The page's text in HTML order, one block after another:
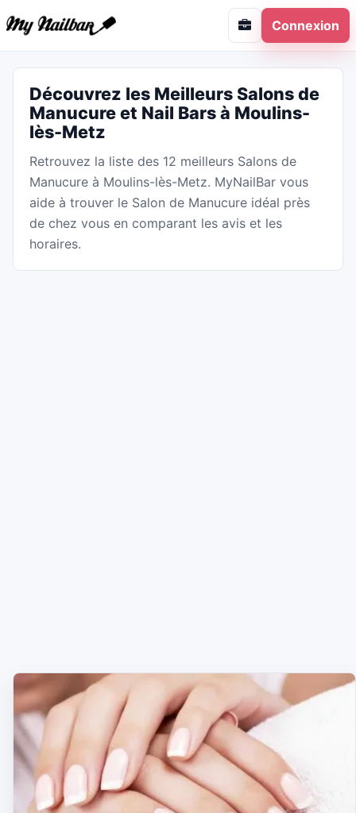
Connexion
Découvrez les Meilleurs Salons de
Manucure et Nail Bars à Moulins-
lès-Metz
Retrouvez la liste des 12 meilleurs Salons de
Manucure à Moulins-lès-Metz. MyNailBar vous
aide à trouver le Salon de Manucure idéal près
de chez vous en comparant les avis et les
horaires.